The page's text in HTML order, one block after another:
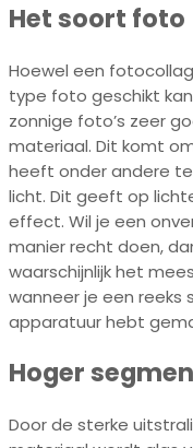
Het soort foto
Hoewel een
type foto geschikt
zonnige foto’s zeer
materiaal. Dit komt
heeft onder andere
licht. Dit geeft op
effect. Wil je een
manier recht doen,
waarschijnlijk het
wanneer je een reeks
apparatuur hebt
Hoger
Door de sterke